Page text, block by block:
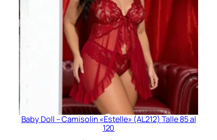
Baby Doll – Camisolin «Estelle» (AL212) Talle 85 al
120